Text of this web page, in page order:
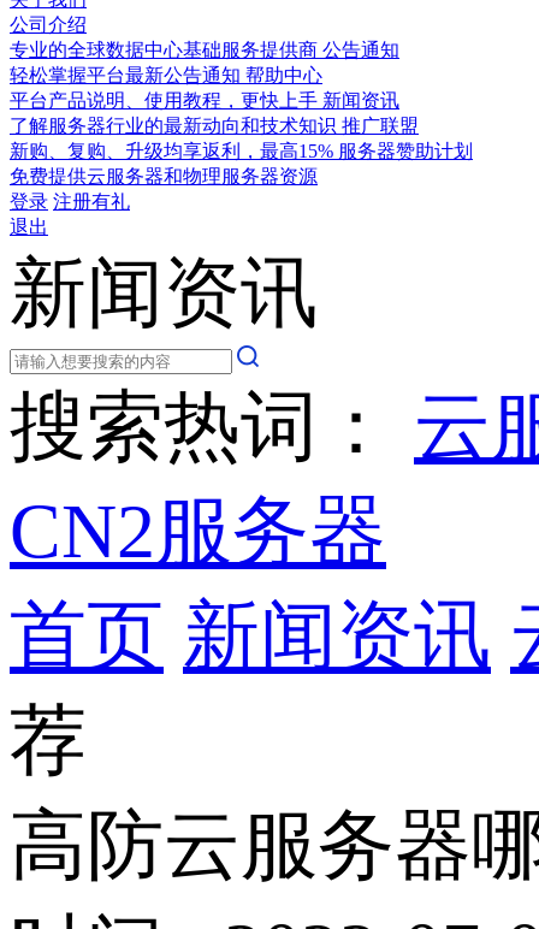
公司介绍
专业的全球数据中心基础服务提供商 公告通知
轻松掌握平台最新公告通知 帮助中心
平台产品说明、使用教程，更快上手 新闻资讯
了解服务器行业的最新动向和技术知识 推广联盟
新购、复购、升级均享返利，最高15% 服务器赞助计划
免费提供云服务器和物理服务器资源
登录 注册有礼
退出
新闻资讯
搜索热词： 云
CN2服务器
首页 新闻资讯
荐
高防云服务器